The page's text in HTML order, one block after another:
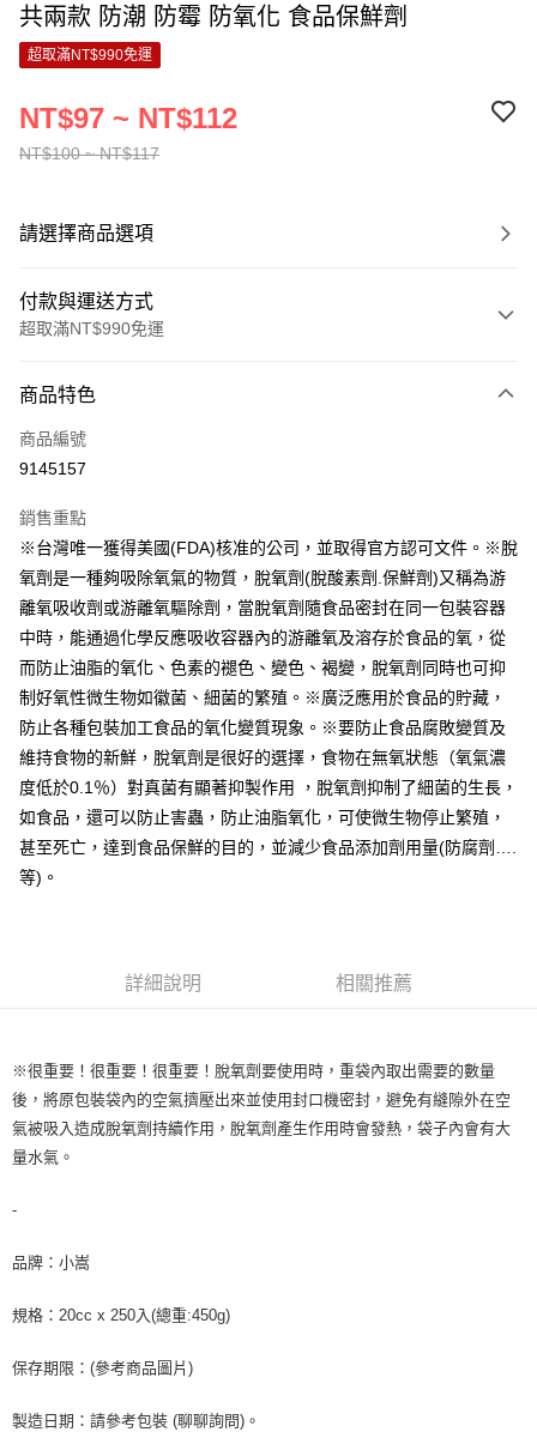
共兩款 防潮 防霉 防氧化 食品保鮮劑
超取滿NT$990免運
NT$100 ~ NT$117
NT$97 ~ NT$112
請選擇商品選項
付款與運送方式
超取滿NT$990免運
信用卡一次付款
超商取貨付款
Apple Pay
街口支付
悠遊付
全盈+PAY
AFTEE先享後付
相關說明
【關於「AFTEE先享後付」】
AFTEE先享後付是「在收到商品之後才付款」的支付方式。 讓您購物簡單
便利好安心！
１．簡單：不需註冊會員、不需綁卡、不需儲值。
３．安心：先確認商品／服務後，再付款。
結帳頁面，進行簡訊認證並確認金額後，即可完成結帳。
２．訂單成立數日內，您將收到繳費通知簡訊。
購買商品的店家。未經商家同意取消之訂單仍視為有效，需透過AFTEE先享
後付繳納相關費用。
※ 交易是否成功請以「AFTEE先享後付 」之結帳頁面顯示為準，若有關於
客戶支援中心」
權轉讓予恩沛科技股份有限公司。
https://aftee.tw/terms/#terms3
「AFTEE先享後付」，若未經同意申辦者引起之損失，本公司不負相關責
任。
時審查核予不同之上限額度；若仍有額度不足之情形，本公司將視審查結果
ATM付款
運送方式
全家取貨付款-重量限制含紙箱10kg，請控制商品重量在9~9.5
付款後全家取貨-重量限制含紙箱10kg，請控制商品重量在9~
每筆NT$90，滿NT$990(含以上)免運費
7-11取貨付款-重量限制含紙箱10kg，請控制商品重量在9~9.5
kg
每筆NT$90，滿NT$990(含以上)免運費
每筆NT$90，滿NT$990(含以上)免運費
宅配-新竹物流
每筆NT$120，滿NT$2,000(含以上)免運費
商品特色
商品編號
9145157
銷售重點
※台灣唯一獲得美國(FDA)核准的公司，並取得官方認可文件。※脫
氧劑是一種夠吸除氧氣的物質，脫氧劑(脫酸素劑.保鮮劑)又稱為游
離氧吸收劑或游離氧驅除劑，當脫氧劑隨食品密封在同一包裝容器
中時，能通過化學反應吸收容器內的游離氧及溶存於食品的氧，從
而防止油脂的氧化、色素的褪色、變色、褐變，脫氧劑同時也可抑
制好氧性微生物如徽菌、細菌的繁殖。※廣泛應用於食品的貯藏，
防止各種包裝加工食品的氧化變質現象。※要防止食品腐敗變質及
維持食物的新鮮，脫氧劑是很好的選擇，食物在無氧狀態（氧氣濃
度低於0.1％）對真菌有顯著抑製作用 ，脫氧劑抑制了細菌的生長，
如食品，還可以防止害蟲，防止油脂氧化，可使微生物停止繁殖，
甚至死亡，達到食品保鮮的目的，並減少食品添加劑用量(防腐劑….
等)。
詳細說明 相關推薦
※很重要！很重要！很重要！脫氧劑要使用時，重袋內取出需要的數量
後，將原包裝袋內的空氣擠壓出來並使用封口機密封，避免有縫隙外在空
氣被吸入造成脫氧劑持續作用，脫氧劑產生作用時會發熱，袋子內會有大
量水氣。
-
品牌：小嵩
規格：20cc x 250入(總重:450g)
保存期限：(參考商品圖片)
製造日期：請參考包裝 (聊聊詢問)。